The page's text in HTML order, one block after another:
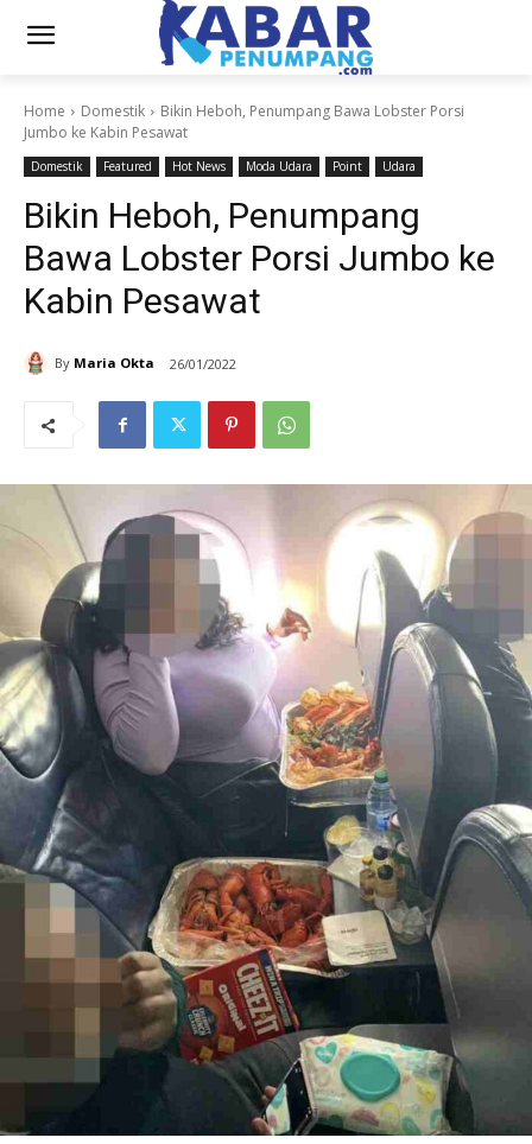
Home Domestik
Bikin Heboh, Penumpang Bawa Lobster Porsi
Jumbo ke Kabin Pesawat
Domestik Featured Hot News Moda Udara Point Udara
Bikin Heboh, Penumpang
Bawa Lobster Porsi Jumbo ke
Kabin Pesawat
By Maria Okta 26/01/2022